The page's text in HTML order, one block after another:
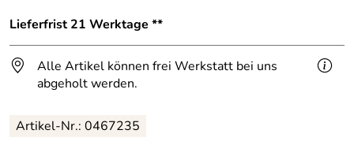
Lieferfrist 21 Werktage **
Alle Artikel können frei Werkstatt bei uns
abgeholt werden.
Artikel-Nr.: 0467235